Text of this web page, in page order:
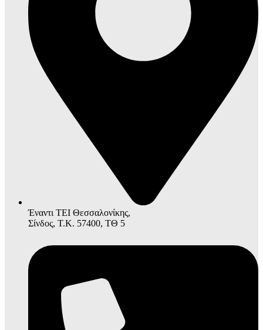
Έναντι ΤΕΙ Θεσσαλονίκης,
Σίνδος, Τ.Κ. 57400, ΤΘ 5